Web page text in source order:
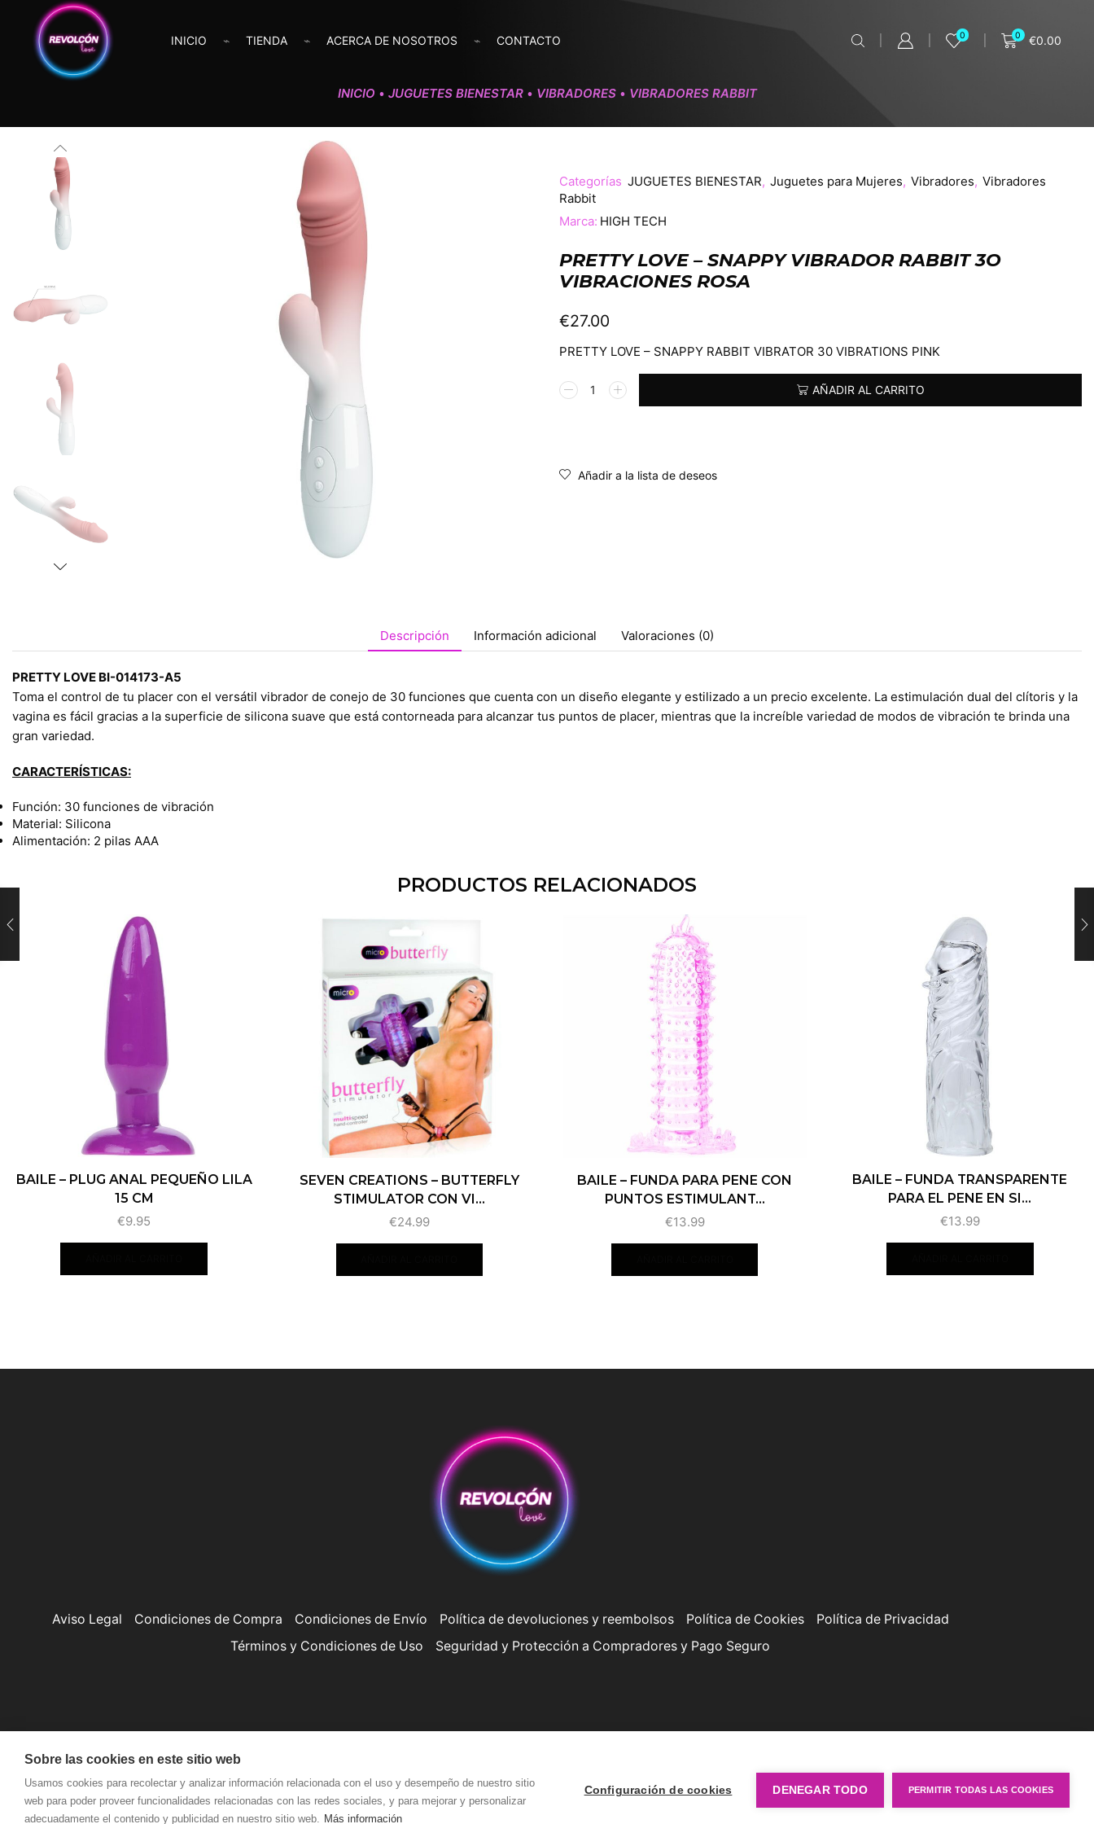
INICIO TIENDA ACERCA DE NOSOTROS CONTACTO 0 0 €0.00
INICIO • JUGUETES BIENESTAR • VIBRADORES • VIBRADORES RABBIT
Categorías JUGUETES BIENESTAR, Juguetes para Mujeres, Vibradores, Vibradores
Rabbit
Marca: HIGH TECH
PRETTY LOVE – SNAPPY VIBRADOR RABBIT 3O
VIBRACIONES ROSA
€27.00
PRETTY LOVE – SNAPPY RABBIT VIBRATOR 30 VIBRATIONS PINK
AÑADIR AL CARRITO
Alternative:
Añadir a la lista de deseos
Descripción Información adicional Valoraciones (0)
PRETTY LOVE BI-014173-A5
Toma el control de tu placer con el versátil vibrador de conejo de 30 funciones que cuenta con un diseño elegante y estilizado a un precio excelente. La estimulación dual del clítoris y la
vagina es fácil gracias a la superficie de silicona suave que está contorneada para alcanzar tus puntos de placer, mientras que la increíble variedad de modos de vibración te brinda una
gran variedad.
CARACTERÍSTICAS:
Función: 30 funciones de vibración
Material: Silicona
Alimentación: 2 pilas AAA
PRODUCTOS RELACIONADOS
BAILE – PLUG ANAL PEQUEÑO LILA
15 CM
€9.95
SEVEN CREATIONS – BUTTERFLY
STIMULATOR CON VI...
€24.99
BAILE – FUNDA PARA PENE CON
PUNTOS ESTIMULANT...
€13.99
BAILE – FUNDA TRANSPARENTE
PARA EL PENE EN SI...
€13.99
Aviso Legal Condiciones de Compra Condiciones de Envío Política de devoluciones y reembolsos Política de Cookies
Política de Privacidad
Términos y Condiciones de Uso
Seguridad y Protección a Compradores y Pago Seguro
Copyright © Revolcón Love
Sobre las cookies en este sitio web
Usamos cookies para recolectar y analizar información relacionada con el uso y desempeño de nuestro sitio
web para poder proveer funcionalidades relacionadas con las redes sociales, y para mejorar y personalizar
adecuadamente el contenido y publicidad en nuestro sitio web. Más información
Configuración de cookies DENEGAR TODO PERMITIR TODAS LAS COOKIES